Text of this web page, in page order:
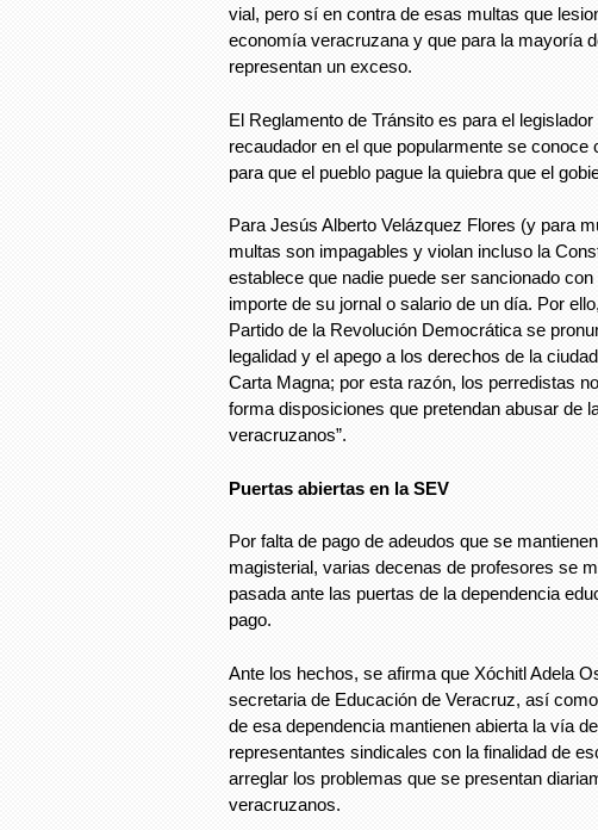
vial, pero sí en contra de esas multas que
economía veracruzana y que para la mayoría
representan un exceso.
El Reglamento de Tránsito es para el
recaudador en el que popularmente se conoce
para que el pueblo pague la quiebra que el
Para Jesús Alberto Velázquez Flores (y para
multas son impagables y violan incluso la
establece que nadie puede ser sancionado
importe de su jornal o salario de un día. Por
Partido de la Revolución Democrática se
legalidad y el apego a los derechos de la
Carta Magna; por esta razón, los perredistas
forma disposiciones que pretendan abusar de
veracruzanos”.
Puertas abiertas en la SEV
Por falta de pago de adeudos que se
magisterial, varias decenas de profesores se
pasada ante las puertas de la dependencia
pago.
Ante los hechos, se afirma que Xóchitl Adela
secretaria de Educación de Veracruz, así
de esa dependencia mantienen abierta la vía
representantes sindicales con la finalidad de
arreglar los problemas que se presentan
veracruzanos.